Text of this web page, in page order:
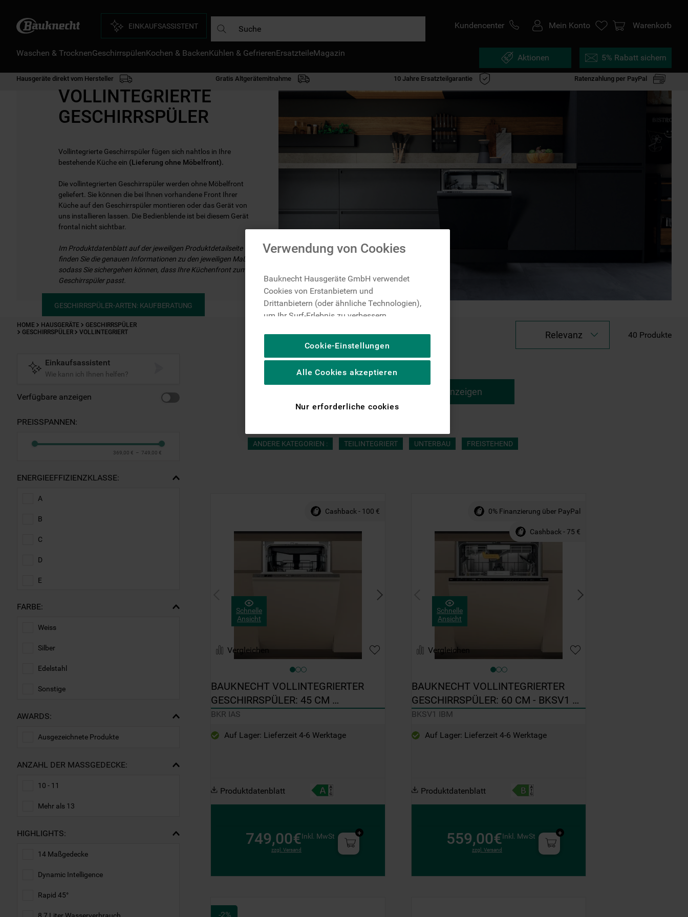
EINKAUFSASSISTENT Kundencenter Mein Konto Warenkorb
Waschen & TrocknenGeschirrspülenKochen & BackenKühlen & GefrierenErsatzteileMagazin Aktionen 5% Rabatt sichern
Hausgeräte direkt vom Hersteller Gratis Altgerätemitnahme 10 Jahre Ersatzteilgarantie Ratenzahlung per PayPal
VOLLINTEGRIERTE
GESCHIRRSPÜLER
Vollintegrierte Geschirrspüler fügen sich nahtlos in Ihre
bestehende Küche ein (Lieferung ohne Möbelfront).
Die vollintegrierten Geschirrspüler werden ohne Möbelfront
geliefert. Sie können die bei Ihnen vorhandene Front Ihrer
Küche auf den Geschirrspüler montieren oder das Gerät von
uns installieren lassen. Die Bedienblende ist bei diesem Gerät
frontal nicht sichtbar.
Im Produktdatenblatt auf der jeweiligen Produktdetailseite
finden Sie die genauen Informationen zu den jeweiligen Maßen,
sodass Sie sichergehen können, dass Ihre Küchenfront zum
Geschirrspüler passt.
GESCHIRRSPÜLER-ARTEN: KAUFBERATUNG
HOME HAUSGERÄTE
GESCHIRRSPÜLER
GESCHIRRSPÜLER
VOLLINTEGRIERT
Einkaufsassistent
Wie kann ich Ihnen helfen?
Verfügbare anzeigen
ENERGIEEFFIZIENZKLASSE:
A
B
C
D
E
FARBE:
Weiss
Silber
Edelstahl
Sonstige
AWARDS:
Ausgezeichnete Produkte
ANZAHL DER MASSGEDECKE:
10 - 11
Mehr als 13
HIGHLIGHTS:
14 Maßgedecke
Dynamic Intelligence
Rapid 45°
8,7 Liter Wasserverbrauch
PREISSPANNEN:
369,00 € – 749,00 €
Relevanz 40 Produkte
Vorherige Anzeigen
ANDERE KATEGORIEN : TEILINTEGRIERT UNTERBAU FREISTEHEND
Schnelle
Ansicht
Cashback - 100 €
Vergleichen
BAUKNECHT VOLLINTEGRIERTER
GESCHIRRSPÜLER: 45 CM
KOMPAKTGERÄT - BKR IAS
BKR IAS
Auf Lager: Lieferzeit 4-6 Werktage
Produktdatenblatt
749,00€Inkl. MwSt
zzgl. Versand
Schnelle
Ansicht
0% Finanzierung über PayPal
Cashback - 75 €
Vergleichen
BAUKNECHT VOLLINTEGRIERTER
GESCHIRRSPÜLER: 60 CM - BKSV1
IBM
BKSV1 IBM
Auf Lager: Lieferzeit 4-6 Werktage
Produktdatenblatt
559,00€Inkl. MwSt
zzgl. Versand
-2%
Verwendung von Cookies
Bauknecht Hausgeräte GmbH verwendet
Cookies von Erstanbietern und
Drittanbietern (oder ähnliche Technologien),
um Ihr Surf-Erlebnis zu verbessern
Publikum zu messen (Leistungs-Cookies),
um die redaktionellen Inhalte der Website
basierend auf Ihrer Nutzung der Website zu
personalisieren, die Funktionalität der
spezifische Funktionen anzubieten
Werbung basierend auf Ihren
Gewohnheiten, Interaktionen mit unseren
weitere Informationen zu den
https://business.safety.google/privacy/
(Profiling- und Marketing-Cookies).
Cookies akzeptieren" klicken, stimmen Sie
Sie Ihre Präferenzen festlegen möchten,
klicken Sie auf die Schaltfläche "Cookie
Einstellungen". Um unsere Cookie-Richtlinie
einzusehen klicken sie auf "Mehr
Informationen" . Wenn Sie auf "Nur
erforderliche Cookies" klicken, werden
gesetzt. Mehr Informationen
Cookie-Einstellungen
Nur erforderliche cookies
Alle Cookies akzeptieren
DIE HÄUFIGSTEN SUCHANFRAGEN
8.
gefriertruhe